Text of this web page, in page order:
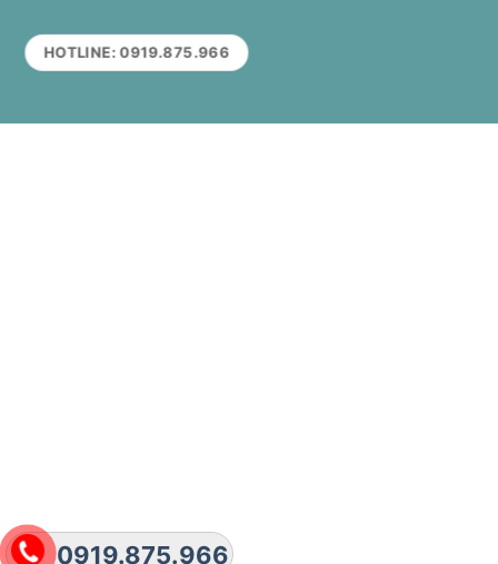
HOTLINE: 0919.875.966
0919.875.966